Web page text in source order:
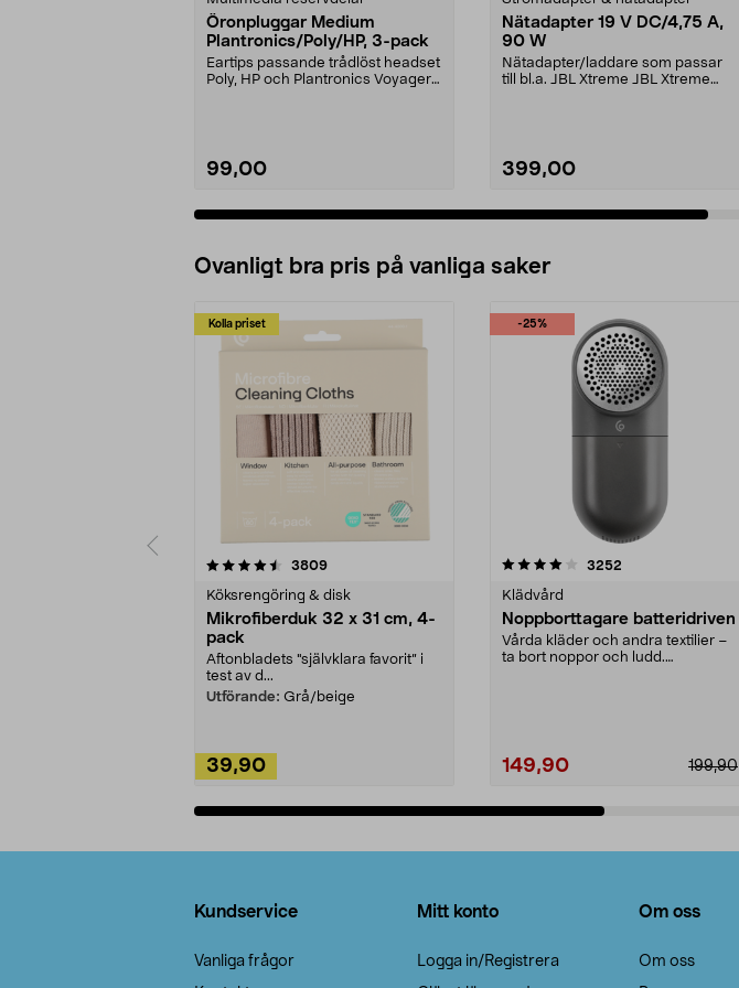
Öronpluggar Medium
Plantronics/Poly/HP, 3-pack
Eartips passande trådlöst headset
Poly, HP och Plantronics Voyager
99,00
Nätadapter 19 V DC/4,75 A,
90 W
Nätadapter/laddare som passar
till bl.a. JBL Xtreme JBL Xtreme
399,00
Ovanligt bra pris på vanliga saker
Kolla priset
3809recensioner
Köksrengöring & disk
Mikrofiberduk 32 x 31 cm, 4-
pack
Aftonbladets "självklara favorit” i
test av d...
Utförande: Grå/beige
39,90
-25%
4.0av 5 stjärnor 3252
Klädvård
Noppborttagare batteridriven
Vårda kläder och andra textilier –
ta bort noppor och ludd.
199,90
149,90
4.5av 5 stjärnor
Kundservice
Vanliga frågor
Mitt konto
Logga in/Registrera
Om oss
Om oss